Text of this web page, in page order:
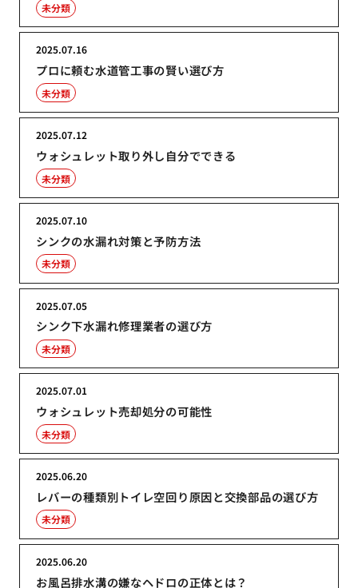
未分類
プロに頼む水道管工事の賢い選び方
2025.07.16
未分類
ウォシュレット取り外し自分でできる
2025.07.12
未分類
シンクの水漏れ対策と予防方法
2025.07.10
未分類
シンク下水漏れ修理業者の選び方
2025.07.05
未分類
ウォシュレット売却処分の可能性
2025.07.01
未分類
レバーの種類別トイレ空回り原因と交換部品の選び方
2025.06.20
未分類
お風呂排水溝の嫌なヘドロの正体とは？
2025.06.20